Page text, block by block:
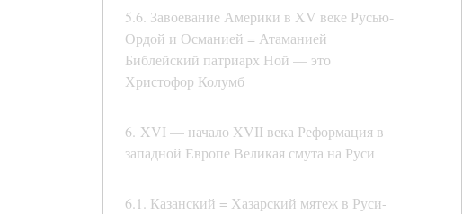
5.6. Завоевание Америки в XV веке Русью-
Ордой и Османией = Атаманией
Библейский патриарх Ной — это
Христофор Колумб
6. XVI — начало XVII века Реформация в
западной Европе Великая смута на Руси
6.1. Казанский = Хазарский мятеж в Руси-